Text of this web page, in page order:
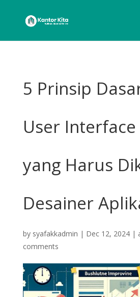
5 Prinsip
User Interface
yang Harus
Desainer
by syafakkadmin | Dec 12, 2024|
comments